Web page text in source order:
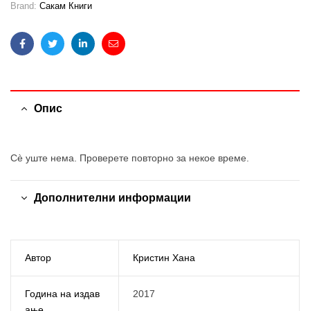
Brand: Сакам Книги
FacebookTwitterLinkedinEmail
Опис
Сè уште нема. Проверете повторно за некое време.
Дополнителни информации
Автор Кристин Хана
Година на издав
2017